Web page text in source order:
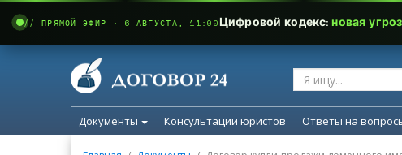
Документы Консультации юристов Ответы на
// ПРЯМОЙ ЭФИР · 6 АВГУСТА, 11:00Цифровой кодекс:новая